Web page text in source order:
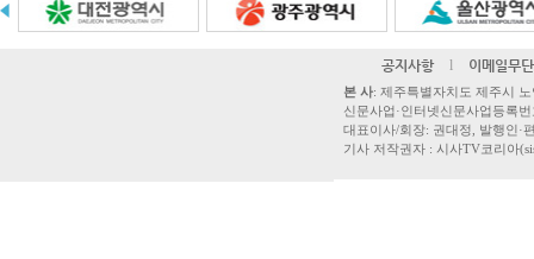
공지사항 l 이메일무
본 사: 제주특별자치도 제주시
신문사업·인터넷신문사업등록
대표이사/회장: 권대정, 발행인·
기사 저작권자 : 시사TV코리아